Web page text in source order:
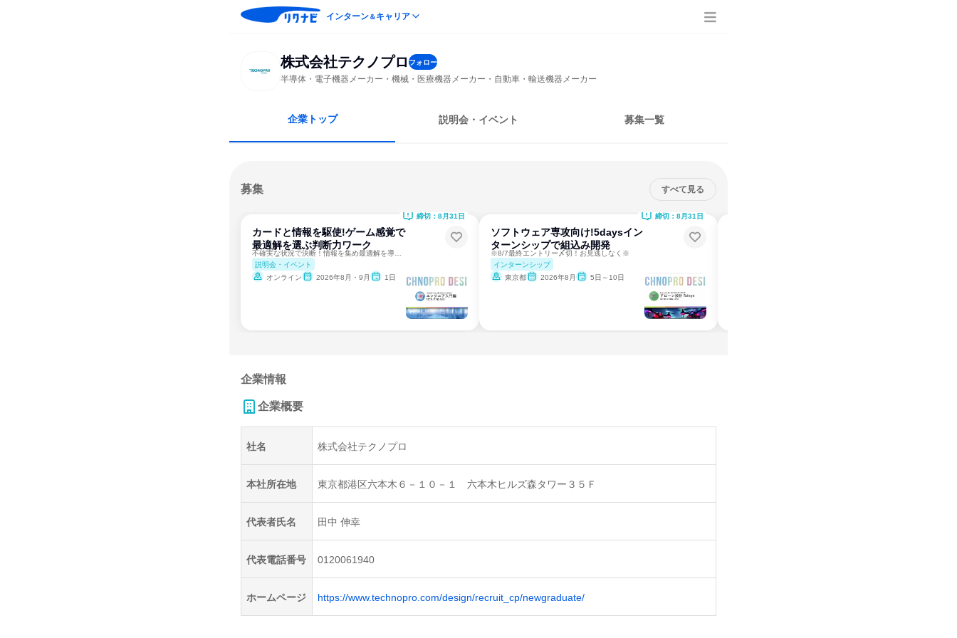
インターン＆キャリア
株式会社テクノプロ フォロー
半導体・電子機器メーカー・機械・医療機器メーカー・自動車・輸送機器メーカー
企業トップ 説明会・イベント 募集一覧
募集 すべて見る
カードと情報を駆使!ゲーム感覚で
最適解を選ぶ判断力ワーク
説明会・イベント
オンライン
2026年8月・9月 1日
締切：8月31日
ソフトウェア専攻向け!5daysイン
ターンシップで組込み開発
※8/7最終エントリー〆切！お見逃しなく※
インターンシップ
東京都
2026年8月 5日～10日
締切：8月31日
企業情報
企業概要
社名 株式会社テクノプロ
本社所在地 東京都港区六本木６－１０－１ 六本木ヒルズ森タワー３５Ｆ
代表者氏名 田中 伸幸
代表電話番号 0120061940
ホームページ https://www.technopro.com/design/recruit_cp/newgraduate/